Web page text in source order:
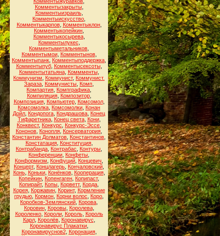
Комментызакрыты,
Комментыизраиль,
Комментыискусство
Комментыкарпов, Комментыклон,
Комментыкопейкин
Комментыкосырева,
Комментылукес
Комментыметальников
Комментымои, Комментынов,
Комментыпанк Комментыподдержка
Комментыпуб, Комментысексоты,
Комментытатьяна, Коммменты,
Коммунизм
Коммунист, Коммунист.
Зараза Коммунисты Комп
Компартия Компграфика
Компиляция, Композитор,
Композиция, Компьютер, Комсомол,
Комсомолка Комсомолки Конан
Дойл Кондопога Кондрашова Конец
Тифаретника, Конец света, Кони,
Конквест, Конкурс Конкурс-Эссе
Кононов Конопля Консерватория
Константин Долматов Константинов
Констатация, Конституция,
Контрабанда Контрабас Контуры
Конференции Конфеты
Конформизм
Конфуций Концевич
Концерт, Концлагерь Кончаловский
Конь, Коньки, Конёнков, Кооперация,
Копейкин Копенгаген Копипаст,
Копирайт, Копы Корветт, Корда
Корея, Коржавин, Коринт, Кормление
грудью Кормон Корни волос Коро
Коробков-Землянский Корова
Коровин, Коровы, Королева,
Короленко, Короли, Король, Король
Карл, Королёв, Коронавирус
Коронавирус Плакатки,
Коронавируснов2, Коронация,